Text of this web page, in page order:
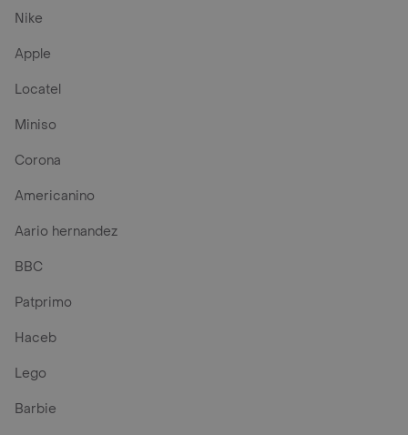
Nike
Apple
Locatel
Miniso
Corona
Americanino
Aario hernandez
BBC
Patprimo
Haceb
Lego
Barbie